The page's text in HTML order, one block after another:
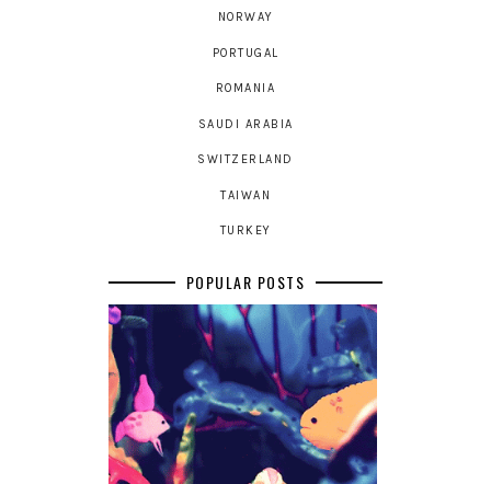
NORWAY
PORTUGAL
ROMANIA
SAUDI ARABIA
SWITZERLAND
TAIWAN
TURKEY
POPULAR POSTS